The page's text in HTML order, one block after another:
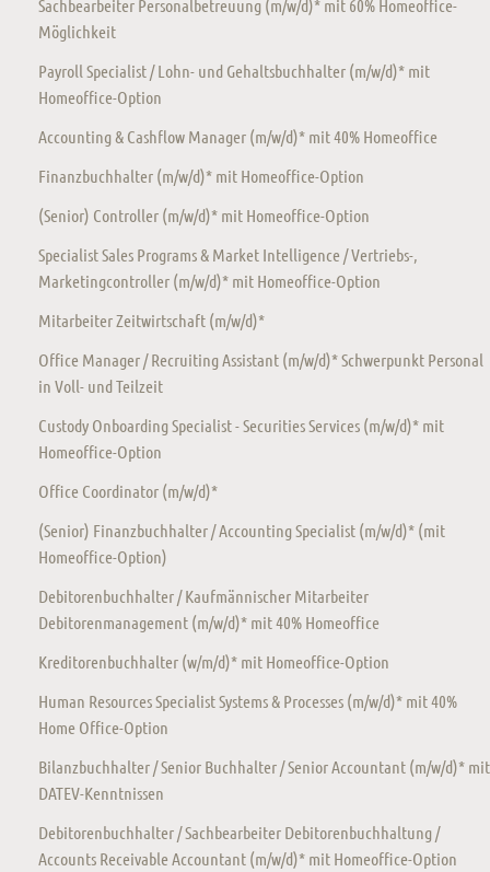
Sachbearbeiter Personalbetreuung (m/w/d)* mit 60% Homeoffice-
Möglichkeit
Payroll Specialist / Lohn- und Gehaltsbuchhalter (m/w/d)* mit
Homeoffice-Option
Accounting & Cashflow Manager (m/w/d)* mit 40% Homeoffice
Finanzbuchhalter (m/w/d)* mit Homeoffice-Option
(Senior) Controller (m/w/d)* mit Homeoffice-Option
Specialist Sales Programs & Market Intelligence / Vertriebs-,
Marketingcontroller (m/w/d)* mit Homeoffice-Option
Mitarbeiter Zeitwirtschaft (m/w/d)*
Office Manager / Recruiting Assistant (m/w/d)* Schwerpunkt Personal
in Voll- und Teilzeit
Custody Onboarding Specialist - Securities Services (m/w/d)* mit
Homeoffice-Option
Office Coordinator (m/w/d)*
(Senior) Finanzbuchhalter / Accounting Specialist (m/w/d)* (mit
Homeoffice-Option)
Debitorenbuchhalter / Kaufmännischer Mitarbeiter
Debitorenmanagement (m/w/d)* mit 40% Homeoffice
Kreditorenbuchhalter (w/m/d)* mit Homeoffice-Option
Human Resources Specialist Systems & Processes (m/w/d)* mit 40%
Home Office-Option
Bilanzbuchhalter / Senior Buchhalter / Senior Accountant (m/w/d)* mit
DATEV-Kenntnissen
Debitorenbuchhalter / Sachbearbeiter Debitorenbuchhaltung /
Accounts Receivable Accountant (m/w/d)* mit Homeoffice-Option